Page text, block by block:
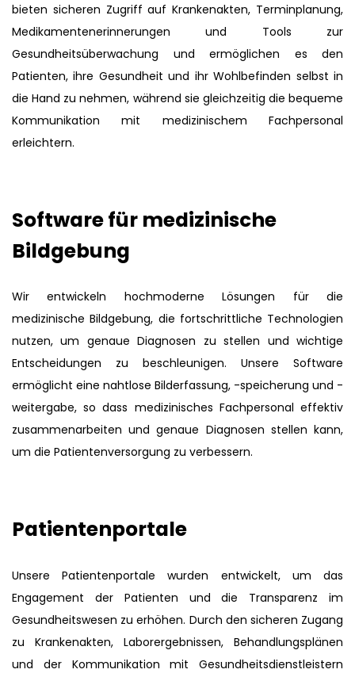
bieten sicheren Zugriff auf Krankenakten, Terminplanung,
Medikamentenerinnerungen und Tools zur
Gesundheitsüberwachung und ermöglichen es den
Patienten, ihre Gesundheit und ihr Wohlbefinden selbst in
die Hand zu nehmen, während sie gleichzeitig die bequeme
Kommunikation mit medizinischem Fachpersonal
erleichtern.
Software für medizinische
Bildgebung
Wir entwickeln hochmoderne Lösungen für die
medizinische Bildgebung, die fortschrittliche Technologien
nutzen, um genaue Diagnosen zu stellen und wichtige
Entscheidungen zu beschleunigen. Unsere Software
ermöglicht eine nahtlose Bilderfassung, -speicherung und -
weitergabe, so dass medizinisches Fachpersonal effektiv
zusammenarbeiten und genaue Diagnosen stellen kann,
um die Patientenversorgung zu verbessern.
Patientenportale
Unsere Patientenportale wurden entwickelt, um das
Engagement der Patienten und die Transparenz im
Gesundheitswesen zu erhöhen. Durch den sicheren Zugang
zu Krankenakten, Laborergebnissen, Behandlungsplänen
und der Kommunikation mit Gesundheitsdienstleistern